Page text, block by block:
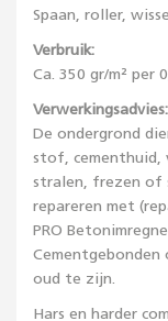
Spaan, roller,
Verbruik:
Ca. 350 gr/m² per
Verwerkingsadvies:
De ondergrond
stof, cementhuid,
stralen, frezen of
repareren met
PRO
Cementgebonden
oud te zijn.
Hars en harder